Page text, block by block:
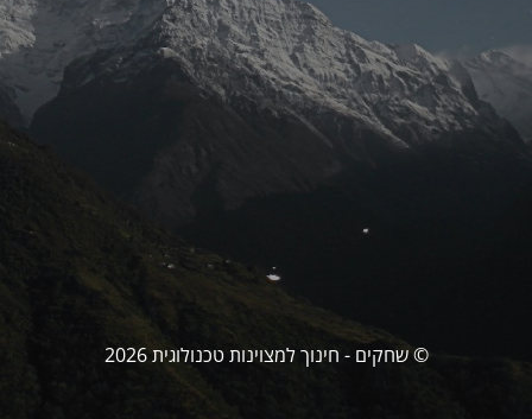
© שחקים - חינוך למצוינות טכנולוגית 2026